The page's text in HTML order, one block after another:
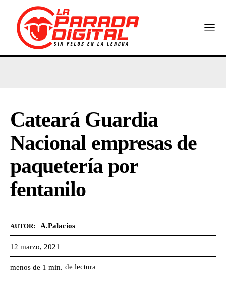
Cateará Guardia
Nacional empresas de
paquetería por
fentanilo
AUTOR: A.Palacios
12 marzo, 2021
menos de 1 min. de lectura